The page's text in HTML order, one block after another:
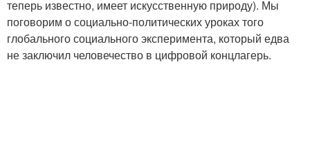
теперь известно, имеет искусственную природу). Мы
поговорим о социально-политических уроках того
глобального социального эксперимента, который едва
не заключил человечество в цифровой концлагерь.